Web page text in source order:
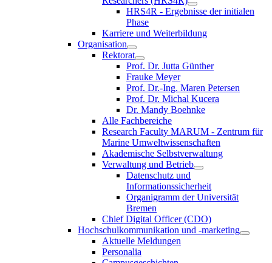
HRS4R - Ergebnisse der initialen
Phase
Karriere und Weiterbildung
Organisation
Rektorat
Prof. Dr. Jutta Günther
Frauke Meyer
Prof. Dr.-Ing. Maren Petersen
Prof. Dr. Michal Kucera
Dr. Mandy Boehnke
Alle Fachbereiche
Research Faculty MARUM - Zentrum für
Marine Umweltwissenschaften
Akademische Selbstverwaltung
Verwaltung und Betrieb
Datenschutz und
Informationssicherheit
Organigramm der Universität
Bremen
Chief Digital Officer (CDO)
Hochschulkommunikation und -marketing
Aktuelle Meldungen
Personalia